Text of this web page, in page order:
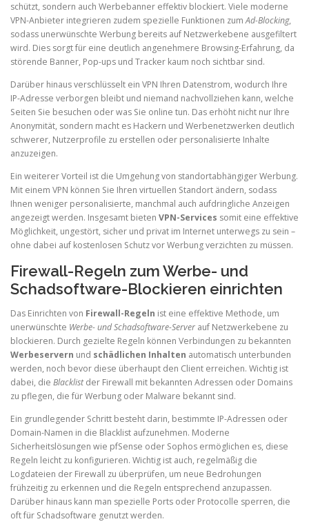
schützt, sondern auch Werbebanner effektiv blockiert. Viele moderne
VPN-Anbieter integrieren zudem spezielle Funktionen zumAd-Blocking,
sodass unerwünschte Werbung bereits auf Netzwerkebene ausgefiltert
wird. Dies sorgt für eine deutlich angenehmere Browsing-Erfahrung, da
störende Banner, Pop-ups und Tracker kaum noch sichtbar sind.
Darüber hinaus verschlüsselt ein VPN Ihren Datenstrom, wodurch Ihre
IP-Adresse verborgen bleibt und niemand nachvollziehen kann, welche
Seiten Sie besuchen oder was Sie online tun. Das erhöht nicht nur Ihre
Anonymität, sondern macht es Hackern und Werbenetzwerken deutlich
schwerer, Nutzerprofile zu erstellen oder personalisierte Inhalte
anzuzeigen.
Ein weiterer Vorteil ist die Umgehung von standortabhängiger Werbung.
Mit einem VPN können Sie Ihren virtuellen Standort ändern, sodass
Ihnen weniger personalisierte, manchmal auch aufdringliche Anzeigen
angezeigt werden. Insgesamt bieten VPN-Services somit eine effektive
Möglichkeit, ungestört, sicher und privat im Internet unterwegs zu sein –
ohne dabei auf kostenlosen Schutz vor Werbung verzichten zu müssen.
Firewall-Regeln zum Werbe- und
Schadsoftware-Blockieren einrichten
Das Einrichten von Firewall-Regeln ist eine effektive Methode, um
unerwünschte Werbe- und Schadsoftware-Server auf Netzwerkebene zu
blockieren. Durch gezielte Regeln können Verbindungen zu bekannten
Werbeservern und schädlichen Inhalten automatisch unterbunden
werden, noch bevor diese überhaupt den Client erreichen. Wichtig ist
dabei, die Blacklistder Firewall mit bekannten Adressen oder Domains
zu pflegen, die für Werbung oder Malware bekannt sind.
Ein grundlegender Schritt besteht darin, bestimmte IP-Adressen oder
Domain-Namen in die Blacklist aufzunehmen. Moderne
Sicherheitslösungen wie pfSense oder Sophos ermöglichen es, diese
Regeln leicht zu konfigurieren. Wichtig ist auch, regelmäßig die
Logdateien der Firewall zu überprüfen, um neue Bedrohungen
frühzeitig zu erkennen und die Regeln entsprechend anzupassen.
Darüber hinaus kann man spezielle Ports oder Protocolle sperren, die
oft für Schadsoftware genutzt werden.